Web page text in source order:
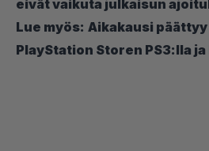
eivät vaikuta julkaisun
Lue myös: Aikakausi päättyy
PlayStation Storen PS3:lla ja